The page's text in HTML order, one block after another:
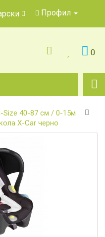
Профил
0
Size 40-87 см / 0-15м
X-Car черно